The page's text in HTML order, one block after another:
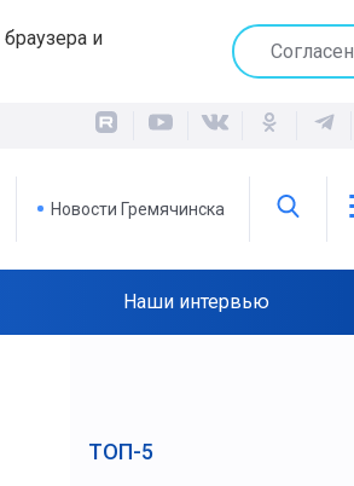
и
Согласен
Новости Гремячинска
Наши интервью
ТОП-5